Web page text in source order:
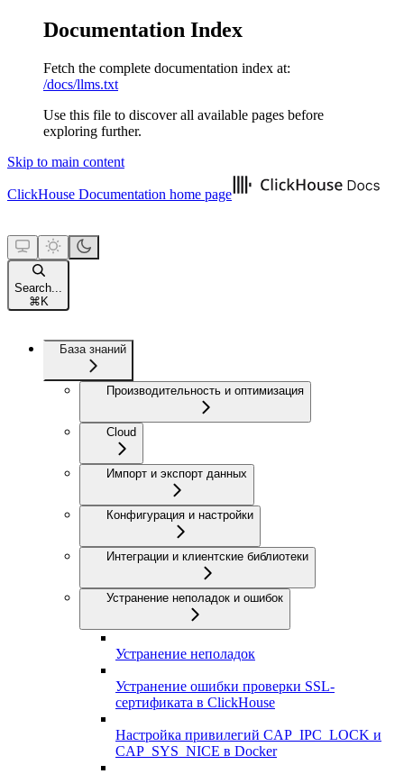
Documentation Index
Fetch the complete documentation index at:
/docs/llms.txt
Use this file to discover all available pages before
exploring further.
Skip to main content
ClickHouse Documentation home page
Search...
⌘ K
База знаний
Производительность и оптимизация
Cloud
Импорт и экспорт данных
Конфигурация и настройки
Интеграции и клиентские библиотеки
Устранение неполадок и ошибок
Устранение неполадок
Устранение ошибки проверки SSL-
сертификата в ClickHouse
Настройка привилегий CAP_IPC_LOCK и
CAP_SYS_NICE в Docker